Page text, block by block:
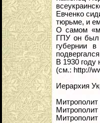
Евченко
тюрьме, и
О самом
ГПУ он был
губернии
В 1930
(см.: http://
Иерархия
Митрополит
Митрополит
Митрополит